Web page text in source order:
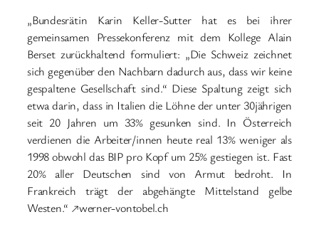
„Bundesrätin Karin Keller-Sutter hat es bei ihrer
gemeinsamen Pressekonferenz mit dem Kollege Alain
Berset zurückhaltend formuliert: „Die Schweiz zeichnet
sich gegenüber den Nachbarn dadurch aus, dass wir keine
gespaltene Gesellschaft sind.“ Diese Spaltung zeigt sich
etwa darin, dass in Italien die Löhne der unter 30jährigen
seit 20 Jahren um 33% gesunken sind. In Österreich
verdienen die Arbeiter/innen heute real 13% weniger als
1998 obwohl das BIP pro Kopf um 25% gestiegen ist. Fast
20% aller Deutschen sind von Armut bedroht. In
Frankreich trägt der abgehängte Mittelstand gelbe
Westen.“ ↗werner-vontobel.ch